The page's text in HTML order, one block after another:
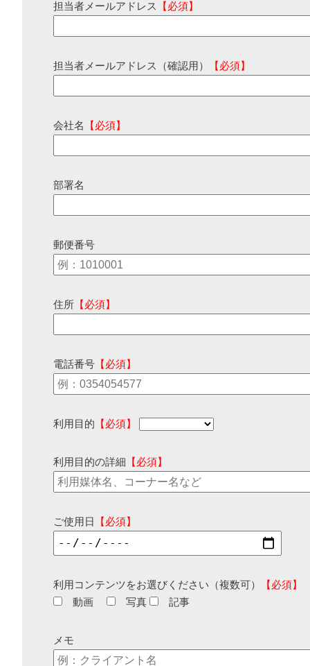
担当者メールアドレス 【必須】
担当者メールアドレス（確認用） 【必須】
会社名 【必須】
部署名
郵便番号
住所 【必須】
電話番号 【必須】
利用目的 【必須】
利用目的の詳細 【必須】
ご使用日 【必須】
利用コンテンツをお選びください（複数可）
【必須】
動画
写真 記事
メモ